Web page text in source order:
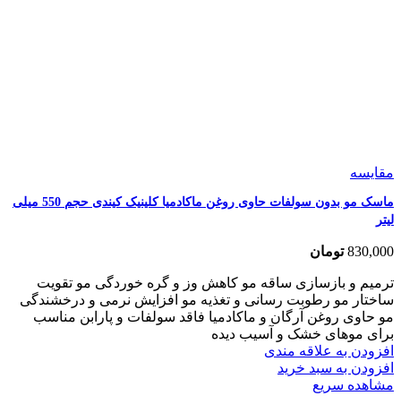
مقایسه
ماسک مو بدون سولفات حاوی روغن ماکادمیا کلینیک کیندی حجم 550 میلی
لیتر
830,000 تومان
ترمیم و بازسازی ساقه مو کاهش وز و گره خوردگی مو تقویت
ساختار مو رطوبت رسانی و تغذیه مو افزایش نرمی و درخشندگی
مو حاوی روغن آرگان و ماکادمیا فاقد سولفات و پارابن مناسب
برای موهای خشک و آسیب دیده
افزودن به علاقه مندی
افزودن به سبد خرید
مشاهده سریع